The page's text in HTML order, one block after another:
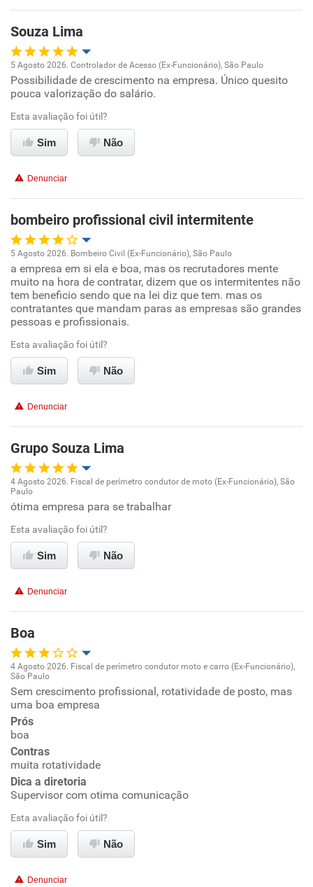
Ambiente de trabalho
Conciliação com a vida familiar
Recomenda esta empresa
Souza Lima
Oportunidade de promoção
Ambiente de trabalho
Conciliação com a vida familiar
Recomenda esta empresa
5 Agosto 2026. Controlador de Acesso (Ex-Funcionário), São Paulo
Possibilidade de crescimento na empresa. Único quesito
pouca valorização do salário.
Esta avaliação foi útil?
Sim Não
Denunciar
bombeiro profissional civil intermitente
Oportunidade de promoção
Ambiente de trabalho
Conciliação com a vida familiar
Benefícios
Recomenda esta empresa
5 Agosto 2026. Bombeiro Civil (Ex-Funcionário), São Paulo
a empresa em si ela e boa, mas os recrutadores mente
muito na hora de contratar, dizem que os intermitentes não
tem beneficio sendo que na lei diz que tem. mas os
contratantes que mandam paras as empresas são grandes
pessoas e profissionais.
Esta avaliação foi útil?
Sim Não
Denunciar
Grupo Souza Lima
Oportunidade de promoção
Ambiente de trabalho
Conciliação com a vida familiar
Recomenda a diretoria
4 Agosto 2026. Fiscal de perímetro condutor de moto (Ex-Funcionário), São
Paulo
ótima empresa para se trabalhar
Esta avaliação foi útil?
Sim Não
Denunciar
Boa
Oportunidade de promoção
Ambiente de trabalho
Conciliação com a vida familiar
Benefícios
Recomenda esta empresa
Recomenda a diretoria
4 Agosto 2026. Fiscal de perímetro condutor moto e carro (Ex-Funcionário),
São Paulo
Sem crescimento profissional, rotatividade de posto, mas
uma boa empresa
Prós
boa
Contras
muita rotatividade
Dica a diretoria
Supervisor com otima comunicação
Esta avaliação foi útil?
Sim Não
Denunciar